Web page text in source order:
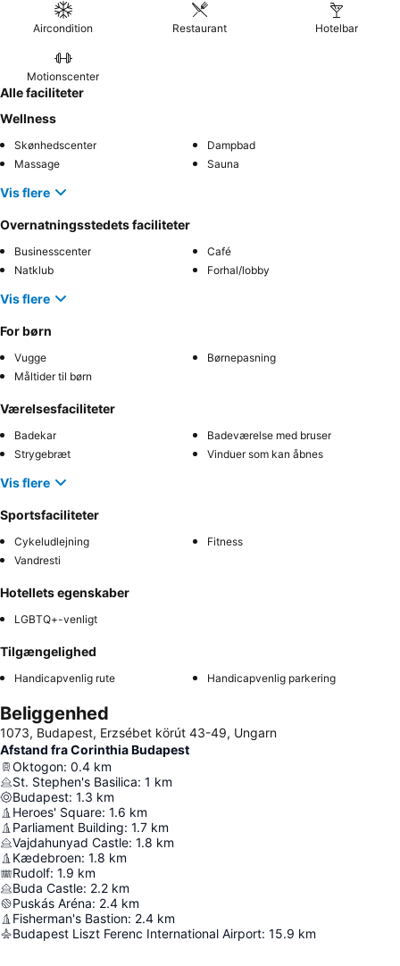
Aircondition Restaurant Hotelbar
Motionscenter
Alle faciliteter
Wellness
Skønhedscenter
Dampbad
Massage
Sauna
Vis flere
Overnatningsstedets faciliteter
Businesscenter
Café
Natklub
Forhal/lobby
Vis flere
For børn
Vugge
Børnepasning
Måltider til børn
Værelsesfaciliteter
Badekar
Badeværelse med bruser
Strygebræt
Vinduer som kan åbnes
Vis flere
Sportsfaciliteter
Cykeludlejning
Fitness
Vandresti
Hotellets egenskaber
LGBTQ+-venligt
Tilgængelighed
Handicapvenlig rute Handicapvenlig parkering
Beliggenhed
1073, Budapest, Erzsébet körút 43-49, Ungarn
Afstand fra Corinthia Budapest
Oktogon: 0.4 km
St. Stephen's Basilica: 1 km
Budapest: 1.3 km
Heroes' Square: 1.6 km
Parliament Building: 1.7 km
Vajdahunyad Castle: 1.8 km
Kædebroen: 1.8 km
Rudolf: 1.9 km
Buda Castle: 2.2 km
Puskás Aréna: 2.4 km
Fisherman's Bastion: 2.4 km
Budapest Liszt Ferenc International Airport: 15.9 km